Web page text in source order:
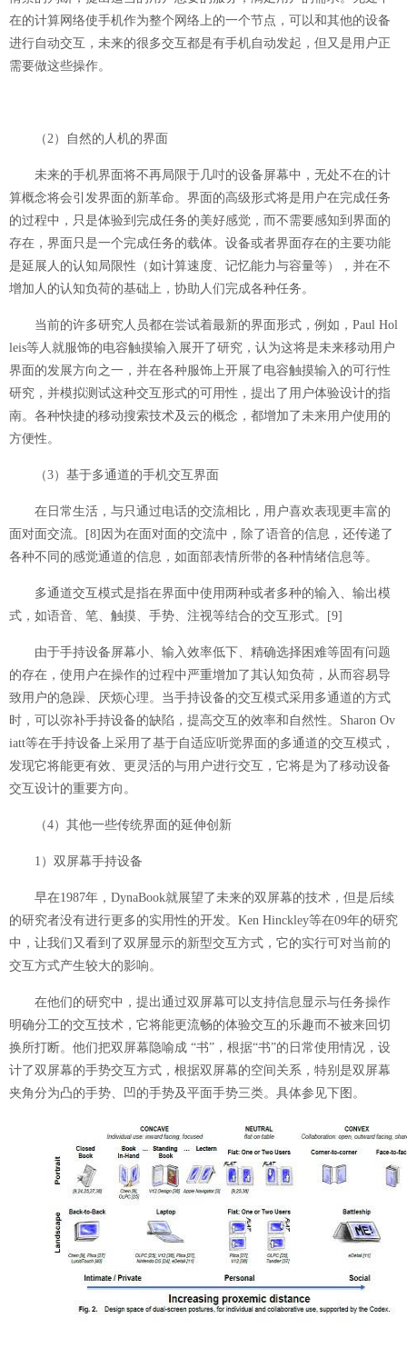
在的计算网络使手机作为整个网络上的一个节点，可以和其他的设备
进行自动交互，未来的很多交互都是有手机自动发起，但又是用户正
需要做这些操作。
（2）自然的人机的界面
未来的手机界面将不再局限于几吋的设备屏幕中，无处不在的计
算概念将会引发界面的新革命。界面的高级形式将是用户在完成任务
的过程中，只是体验到完成任务的美好感觉，而不需要感知到界面的
存在，界面只是一个完成任务的载体。设备或者界面存在的主要功能
是延展人的认知局限性（如计算速度、记忆能力与容量等），并在不
增加人的认知负荷的基础上，协助人们完成各种任务。
当前的许多研究人员都在尝试着最新的界面形式，例如，Paul Hol
leis等人就服饰的电容触摸输入展开了研究，认为这将是未来移动用户
界面的发展方向之一，并在各种服饰上开展了电容触摸输入的可行性
研究，并模拟测试这种交互形式的可用性，提出了用户体验设计的指
南。各种快捷的移动搜索技术及云的概念，都增加了未来用户使用的
方便性。
（3）基于多通道的手机交互界面
在日常生活，与只通过电话的交流相比，用户喜欢表现更丰富的
面对面交流。
[8] 因为在面对面的交流中，除了语音的信息，还传递了
各种不同的感觉通道的信息，如面部表情所带的各种情绪信息等。
多通道交互模式是指在界面中使用两种或者多种的输入、输出模
式，如语音、笔、触摸、手势、注视等结合的交互形式。
[9]
由于手持设备屏幕小、输入效率低下、精确选择困难等固有问题
的存在，使用户在操作的过程中严重增加了其认知负荷，从而容易导
致用户的急躁、厌烦心理。当手持设备的交互模式采用多通道的方式
时，可以弥补手持设备的缺陷，提高交互的效率和自然性。Sharon Ov
iatt等在手持设备上采用了基于自适应听觉界面的多通道的交互模式，
发现它将能更有效、更灵活的与用户进行交互，它将是为了移动设备
交互设计的重要方向。
（4）其他一些传统界面的延伸创新
1）双屏幕手持设备
早在1987年，DynaBook就展望了未来的双屏幕的技术，但是后续
的研究者没有进行更多的实用性的开发。Ken Hinckley等在09年的研究
中，让我们又看到了双屏显示的新型交互方式，它的实行可对当前的
交互方式产生较大的影响。
在他们的研究中，提出通过双屏幕可以支持信息显示与任务操作
明确分工的交互技术，它将能更流畅的体验交互的乐趣而不被来回切
换所打断。他们把双屏幕隐喻成 “书”，根据“书”的日常使用情况，设
计了双屏幕的手势交互方式，根据双屏幕的空间关系，特别是双屏幕
夹角分为凸的手势、凹的手势及平面手势三类。具体参见下图。